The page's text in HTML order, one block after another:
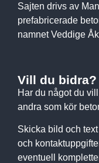
Vill du bidra?
Har du något du
andra som kör
Skicka bild och
och
eventuell
Sajten drivs av
prefabricerade
namnet Veddige